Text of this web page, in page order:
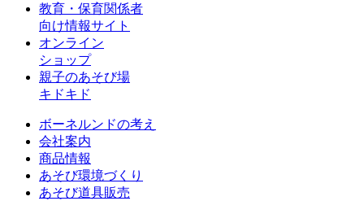
教育・保育関係者
向け情報サイト
オンライン
ショップ
親子のあそび場
キドキド
ボーネルンドの考え
会社案内
商品情報
あそび環境づくり
あそび道具販売